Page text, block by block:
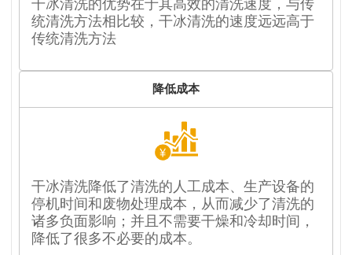
干冰清洗的优势在于其高效的清洗速度，与传
统清洗方法相比较，干冰清洗的速度远远高于
传统清洗方法
降低成本
干冰清洗降低了清洗的人工成本、生产设备的
停机时间和废物处理成本，从而减少了清洗的
诸多负面影响；并且不需要干燥和冷却时间，
降低了很多不必要的成本。